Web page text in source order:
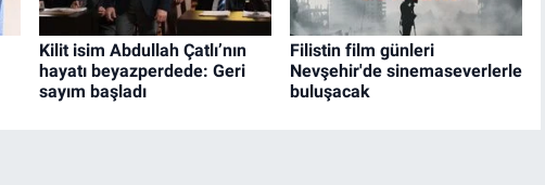
Kilit isim Abdullah Çatlı’nın
hayatı beyazperdede: Geri
sayım başladı
Filistin film günleri
Nevşehir'de sinemaseverlerle
buluşacak